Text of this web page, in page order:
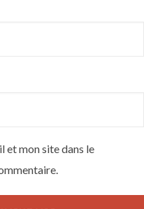
et mon site dans le